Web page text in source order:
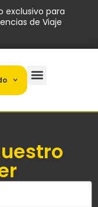
exclusivo para
de Viaje